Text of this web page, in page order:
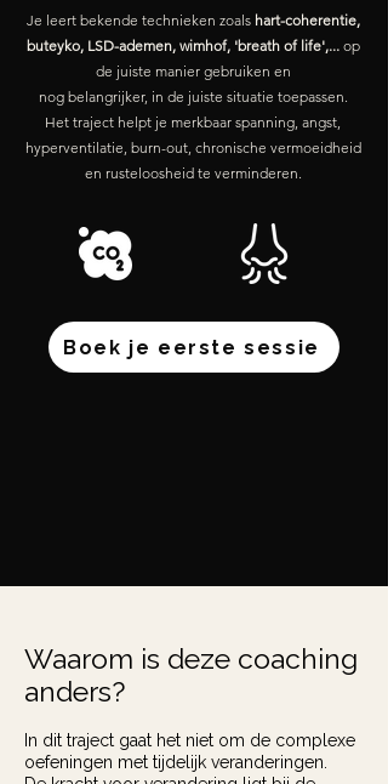
Je leert bekende technieken zoals hart-coherentie,
buteyko, LSD-ademen, wimhof, 'breath of life',...op
de juiste manier gebruiken en
nog belangrijker, in de juiste situatie toepassen.
Het traject helpt je merkbaar spanning, angst,
hyperventilatie, burn-out, chronische vermoeidheid
en rusteloosheid te verminderen.
Boek je eerste sessie
Waarom is deze coaching
anders?
In dit traject gaat het niet om de complexe
oefeningen met tijdelijk veranderingen.